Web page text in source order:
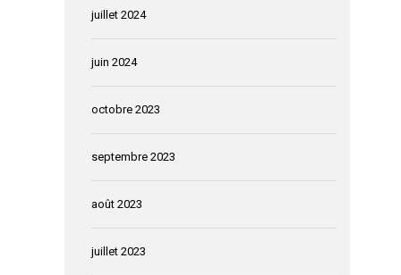
juillet 2024
juin 2024
octobre 2023
septembre 2023
août 2023
juillet 2023